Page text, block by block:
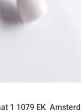
1 1079 EK